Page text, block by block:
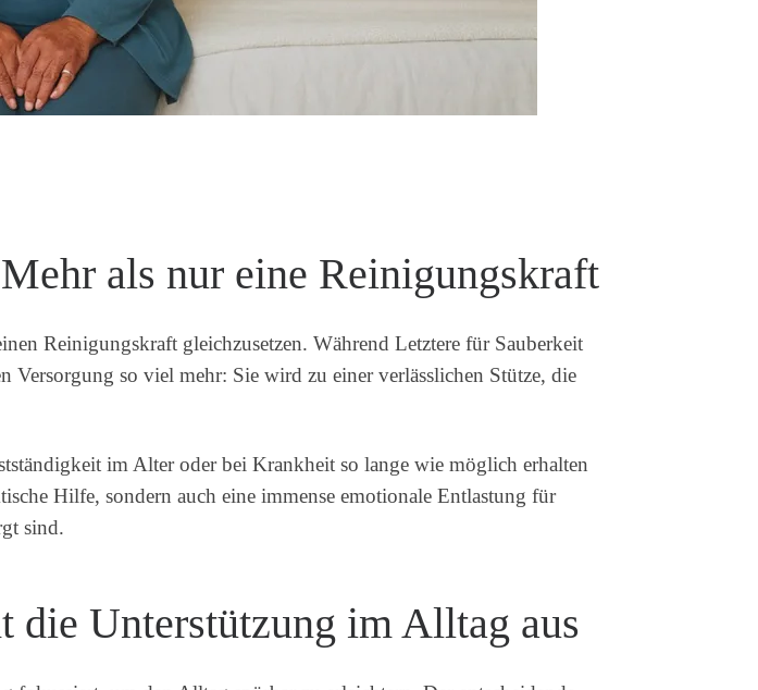
als nur eine Reinigungskraft
Reinigungskraft gleichzusetzen. Während Letztere für Sauberkeit
Versorgung so viel mehr: Sie wird zu einer verlässlichen Stütze, die
im Alter oder bei Krankheit so lange wie möglich erhalten
Hilfe, sondern auch eine immense emotionale Entlastung für
sind.
die Unterstützung im Alltag aus